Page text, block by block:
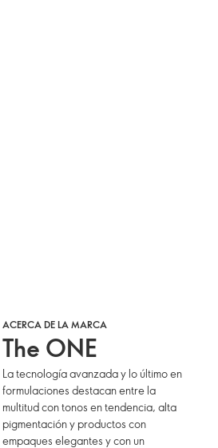
ACERCA DE LA MARCA
The ONE
La tecnología avanzada y lo último en
formulaciones destacan entre la
multitud con tonos en tendencia, alta
pigmentación y productos con
empaques elegantes y con un